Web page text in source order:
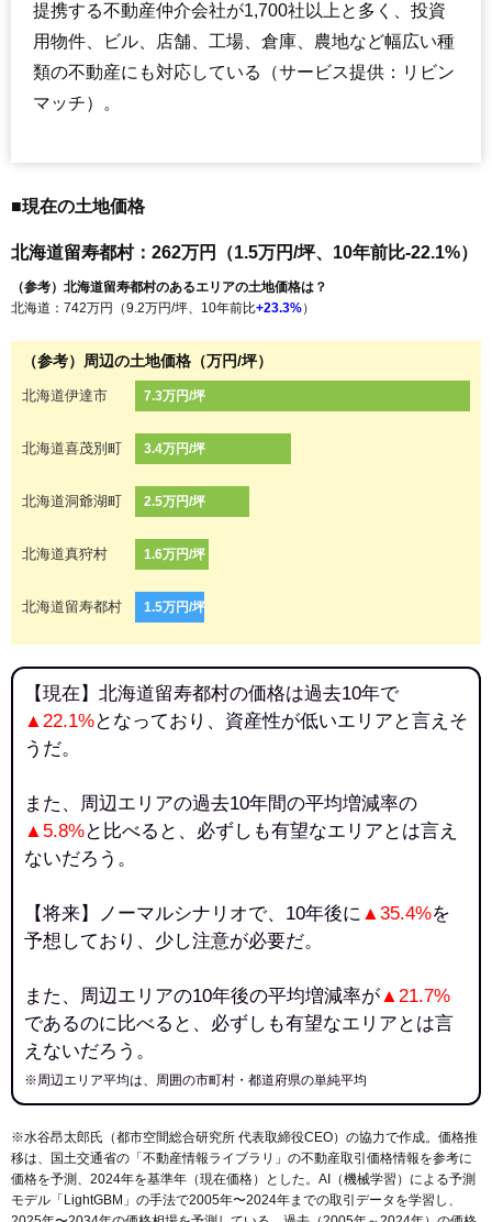
提携する不動産仲介会社が1,700社以上と多く、投資
用物件、ビル、店舗、工場、倉庫、農地など幅広い種
類の不動産にも対応している（サービス提供：リビン
マッチ）。
■現在の土地価格
北海道留寿都村：262万円（1.5万円/坪、10年前比-22.1%）
（参考）北海道留寿都村のあるエリアの土地価格は？
北海道：742万円（9.2万円/坪、10年前比+23.3%）
（参考）周辺の土地価格（万円/坪）
北海道伊達市 7.3万円/坪
北海道喜茂別町 3.4万円/坪
北海道洞爺湖町 2.5万円/坪
北海道真狩村 1.6万円/坪
北海道留寿都村 1.5万円/坪
【現在】北海道留寿都村の価格は過去10年で
▲22.1%となっており、資産性が低いエリアと言えそ
うだ。
また、周辺エリアの過去10年間の平均増減率の
▲5.8%と比べると、必ずしも有望なエリアとは言え
ないだろう。
【将来】ノーマルシナリオで、10年後に ▲35.4%を
予想しており、少し注意が必要だ。
また、周辺エリアの10年後の平均増減率が▲21.7%
であるのに比べると、必ずしも有望なエリアとは言
えないだろう。
※周辺エリア平均は、周囲の市町村・都道府県の単純平均
※水谷昂太郎氏（都市空間総合研究所 代表取締役CEO）の協力で作成。価格推
移は、国土交通省の「 不動産情報ライブラリ 」の不動産取引価格情報を参考に
価格を予測、2024年を基準年（現在価格）とした。AI（機械学習）による予測
モデル「LightGBM」の手法で2005年〜2024年までの取引データを学習し、